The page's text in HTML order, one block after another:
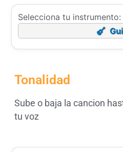
Selecciona tu instrumento:
Tonalidad
Sube o baja la cancion
tu voz